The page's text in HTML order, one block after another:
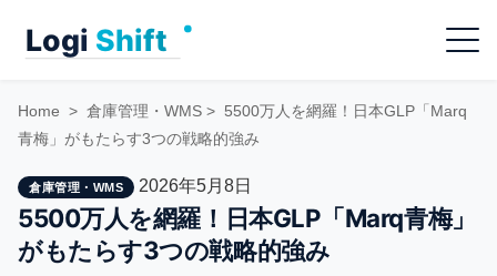
Menu
Home > 倉庫管理・WMS > 5500万人を網羅！日本GLP「Marq
青梅」がもたらす3つの戦略的強み
倉庫管理・WMS 2026年5月8日
5500万人を網羅！日本GLP「Marq青梅」
がもたらす3つの戦略的強み